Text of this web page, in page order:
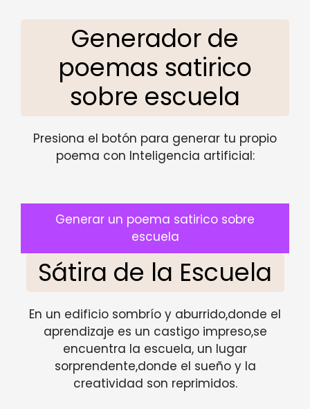
Generador de
poemas satirico
sobre escuela
Presiona el botón para generar tu propio
poema con Inteligencia artificial:
Generar un poema satirico sobre
escuela
Sátira de la Escuela
En un edificio sombrío y aburrido,donde el
aprendizaje es un castigo impreso,se
encuentra la escuela, un lugar
sorprendente,donde el sueño y la
creatividad son reprimidos.